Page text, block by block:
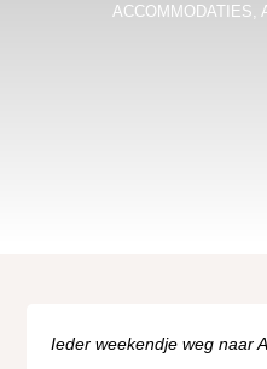
ACCOMMODATIES
Ieder weekendje weg naar